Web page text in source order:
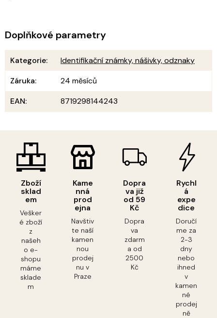
Zboží
sklad
em
Vešker
é zboží
z
našeh
o e-
shopu
máme
sklade
m
Kame
nná
prod
ejna
Navštiv
te naší
kamen
nou
prodej
nu v
Praze
Dopra
va již
od 59
Kč
Dopra
va
zdarm
a od
2500
Kč
Rychl
á
expe
dice
Doručí
me za
2-3
dny
nebo
ihned
v
kamen
né
prodej
ně
Doplňkové parametry
Kategorie:
Identifikační známky, nášivky, odznaky
Záruka:
24 měsíců
EAN: 8719298144243